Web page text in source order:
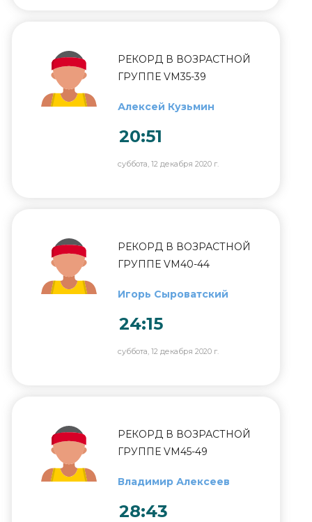
РЕКОРД В ВОЗРАСТНОЙ
ГРУППЕ VM35-39
Алексей Кузьмин
20:51
суббота, 12 декабря 2020 г.
РЕКОРД В ВОЗРАСТНОЙ
ГРУППЕ VM40-44
Игорь Сыроватский
24:15
суббота, 12 декабря 2020 г.
РЕКОРД В ВОЗРАСТНОЙ
ГРУППЕ VM45-49
Владимир Алексеев
28:43